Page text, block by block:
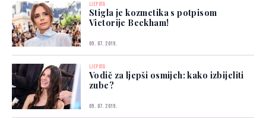
LJEPOTA
Stigla je kozmetika s potpisom
Victorije Beckham!
09. 07. 2019.
LJEPOTA
Vodič za ljepši osmijeh: kako izbijeliti
zube?
09. 07. 2019.